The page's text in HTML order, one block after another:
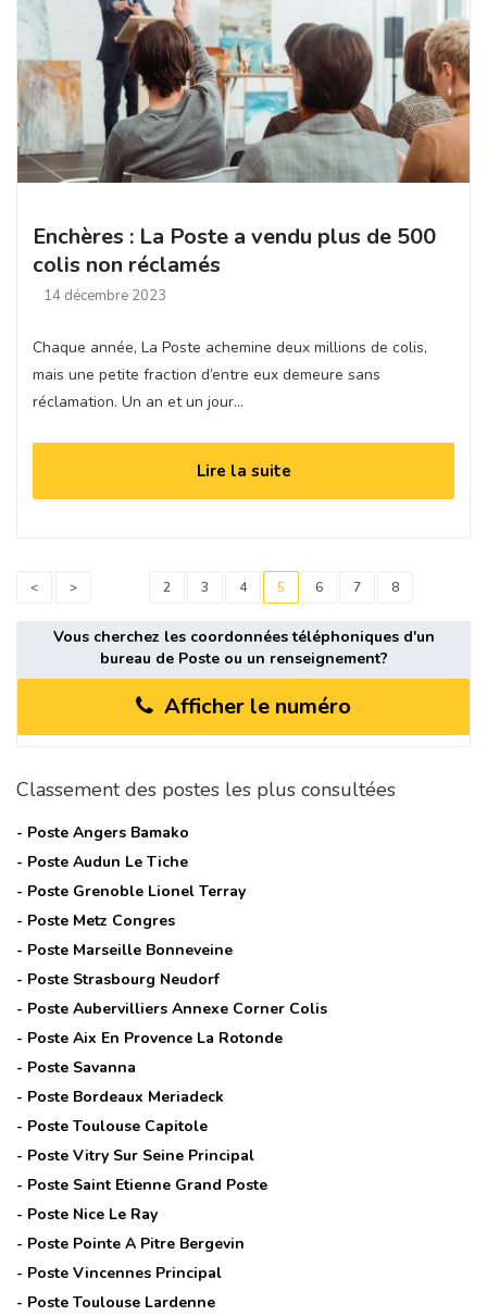
Enchères : La Poste a vendu plus de 500
colis non réclamés
14 décembre 2023
Chaque année, La Poste achemine deux millions de colis,
mais une petite fraction d’entre eux demeure sans
réclamation. Un an et un jour…
Lire la suite
< 2 3 4 5 6 7 8
>
Vous cherchez les coordonnées téléphoniques d'un
bureau de Poste ou un renseignement?
Afficher le numéro
Classement des postes les plus consultées
- Poste Angers Bamako
- Poste Audun Le Tiche
- Poste Grenoble Lionel Terray
- Poste Metz Congres
- Poste Marseille Bonneveine
- Poste Strasbourg Neudorf
- Poste Aubervilliers Annexe Corner Colis
- Poste Aix En Provence La Rotonde
- Poste Savanna
- Poste Bordeaux Meriadeck
- Poste Toulouse Capitole
- Poste Vitry Sur Seine Principal
- Poste Saint Etienne Grand Poste
- Poste Nice Le Ray
- Poste Pointe A Pitre Bergevin
- Poste Vincennes Principal
- Poste Toulouse Lardenne